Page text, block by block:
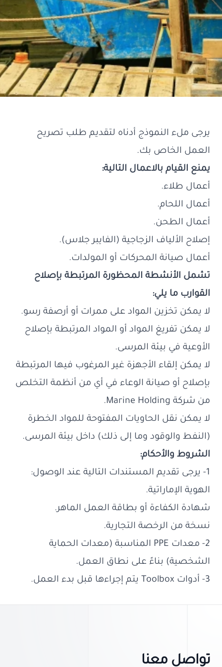
يرجى ملء النموذج أدناه لتقديم طلب تصريح
العمل الخاص بك.
يمنع القيام بالاعمال التالية:
أعمال طلاء.
أعمال اللحام.
أعمال الطحن.
إصلاح الألياف الزجاجية (الفايبر جلاس).
أعمال صيانة المحركات أو المولدات.
تشمل الأنشطة المحظورة المرتبطة بإصلاح
القوارب ما يلي:
لا يمكن تخزين المواد على ممرات أو أرصفة رسو.
لا يمكن تفريغ المواد أو المواد المرتبطة بإصلاح
الأوعية في بيئة المرسى.
لا يمكن إلقاء الأجهزة غير المرغوب فيها المرتبطة
بإصلاح أو صيانة الوعاء في أي من أنظمة التخلص
من شركة Marine Holding.
لا يمكن نقل الحاويات المفتوحة للمواد الخطرة
(النفط والوقود وما إلى ذلك) داخل بيئة المرسى.
الشروط والأحكام:
1- يرجى تقديم المستندات التالية عند الوصول:
الهوية الإماراتية.
شهادة الكفاءة أو بطاقة العمل الماهر.
نسخة من الرخصة التجارية.
2- معدات PPE المناسبة (معدات الحماية
الشخصية) بناءً على نطاق العمل.
3- أدوات Toolbox يتم إجراءها قبل بدء العمل.
تواصل معنا